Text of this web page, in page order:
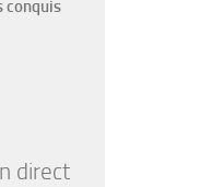
conquis
direct